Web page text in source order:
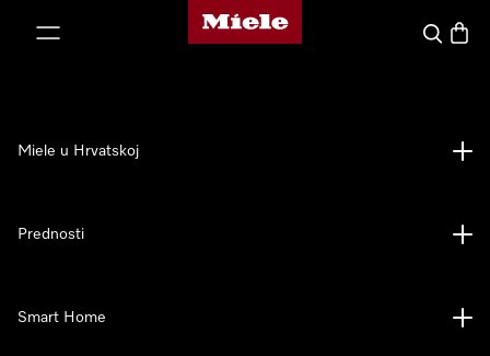
Miele početna stranica
Pretraga
Miele u Hrvatskoj
Prednosti
Smart Home